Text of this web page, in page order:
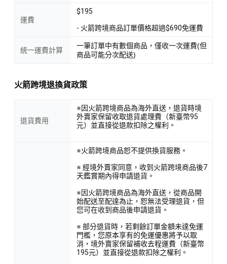
運費
$195
- 火箭跨境商品訂單價格超過$690免運費
統一運費計算
一筆訂單中有數個商品，僅收一次運費(但
商品可能分次配送)
火箭跨境退換貨政策
退貨費用
※因火箭跨境商品為海外直送，退貨時境
外賣家保留收取退貨處理費（新臺幣95
元）並直接從退款扣除之權利。
※火箭跨境商品恕不提供換貨服務。
※ 經境外賣家同意，收到火箭跨境商品後7
天鑑賞期內得申請退貨。
※因火箭跨境商品為海外直送，從商品開
始配送至配達為止，恕無法受理退貨，但
您可在收到商品後申請退貨。
※ 部分退貨時，若剩餘訂單金額未達免運
門檻，您原本享有的免運優惠將予以取
消，境外賣家保留補收去程運費（新臺幣
195元）並直接從退款扣除之權利。